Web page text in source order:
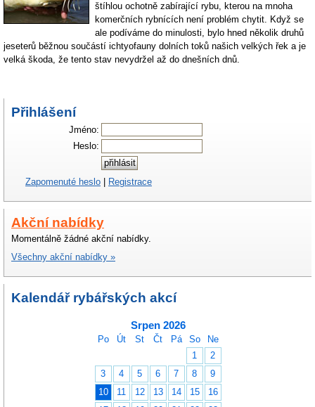
štíhlou ochotně zabírající rybu, kterou na mnoha
komerčních rybnících není problém chytit. Když se
ale podíváme do minulosti, bylo hned několik druhů
jeseterů běžnou součástí ichtyofauny dolních toků našich velkých řek a je
velká škoda, že tento stav nevydržel až do dnešních dnů.
Přihlášení
Jméno:
Heslo:
Zapomenuté heslo | Registrace
Akční nabídky
Momentálně žádné akční nabídky.
Všechny akční nabídky »
Kalendář rybářských akcí
Srpen 2026
Po Út St Čt Pá So
Ne
1
2
3
4 5 6 7 8
9
10
11 12 13 14 15
16